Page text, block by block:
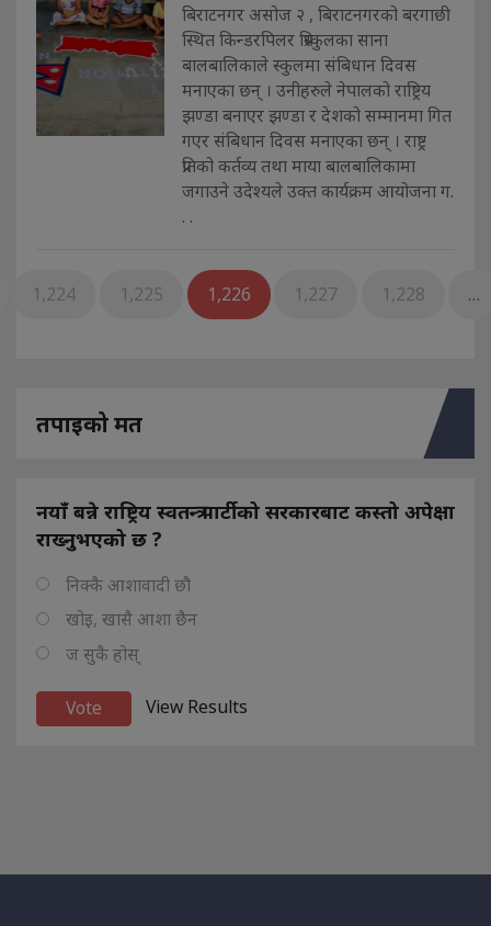
बिराटनगर असोज २ , बिराटनगरको बरगाछी
स्थित किन्डरपिलर प्रिस्कुलका साना
बालबालिकाले स्कुलमा संबिधान दिवस
मनाएका छन् । उनीहरुले नेपालको राष्ट्रिय
झण्डा बनाएर झण्डा र देशको सम्मानमा गित
गएर संबिधान दिवस मनाएका छन् । राष्ट्र
प्रतिको कर्तव्य तथा माया बालबालिकामा
जगाउने उदेश्यले उक्त कार्यक्रम आयोजना ग.
. .
1,224 1,225 1,226 1,227 1,228 …
तपाइको मत
नयाँ बन्ने राष्ट्रिय स्वतन्त्र पार्टीको सरकारबाट कस्तो अपेक्षा
राख्नुभएको छ ?
निक्कै आशावादी छौ
खोइ, खासै आशा छैन
ज सुकै होस्
View Results